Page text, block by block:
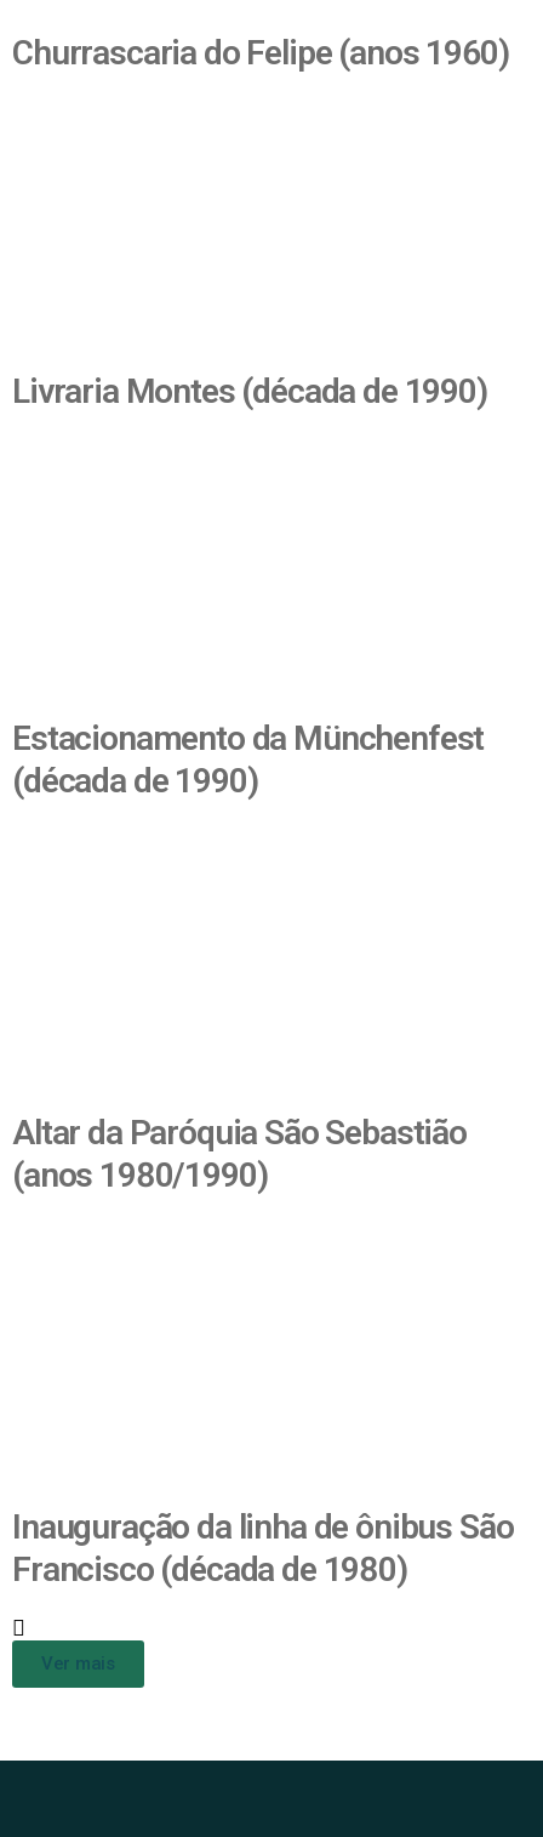
Churrascaria do Felipe (anos 1960)
Livraria Montes (década de 1990)
Estacionamento da Münchenfest
(década de 1990)
Altar da Paróquia São Sebastião
(anos 1980/1990)
Inauguração da linha de ônibus São
Francisco (década de 1980)
Ver mais